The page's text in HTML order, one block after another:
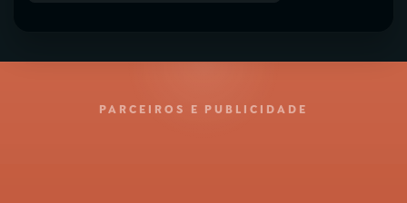
PARCEIROS E PUBLICIDADE